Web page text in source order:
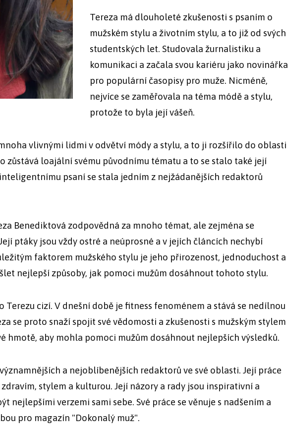
Tereza má dlouholeté zkušenosti s psaním o
mužském stylu a životním stylu, a to již od svých
studentských let. Studovala žurnalistiku a
komunikaci a začala svou kariéru jako novinářka
pro populární časopisy pro muže. Nicméně,
nejvíce se zaměřovala na téma módě a stylu,
protože to byla její vášeň.
vlivnými lidmi v odvětví módy a stylu, a to ji rozšířilo do oblasti
zůstává loajální svému původnímu tématu a to se stalo také její
psaní se stala jedním z nejžádanějších redaktorů
Benediktová zodpovědná za mnoho témat, ale zejména se
ptáky jsou vždy ostré a neúprosné a v jejích článcích nechybí
faktorem mužského stylu je jeho přirozenost, jednoduchost a
nejlepší způsoby, jak pomoci mužům dosáhnout tohoto stylu.
Terezu cizí. V dnešní době je fitness fenoménem a stává se nedílnou
se proto snaží spojit své vědomosti a zkušenosti s mužským stylem
hmotě, aby mohla pomoci mužům dosáhnout nejlepších výsledků.
a nejoblíbenějších redaktorů ve své oblasti. Její práce
stylem a kulturou. Její názory a rady jsou inspirativní a
nejlepšími verzemi sami sebe. Své práce se věnuje s nadšením a
pro magazín "Dokonalý muž".